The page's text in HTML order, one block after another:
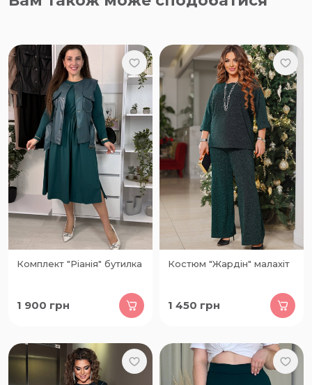
Комплект "Ріанія" бутилка
1 900 грн
Костюм "Жардін" малахіт
1 450 грн